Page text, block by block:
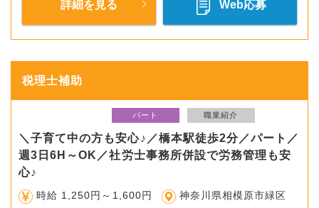
詳細を見る Web応募
税理士補助
パート 職業紹介
＼子育て中の方も安心♪／橋本駅徒歩2分／パート／
週3日6H～OK／社労士事務所併設で労務管理も安
心♪
時給 1,250円～1,600円 神奈川県相模原市緑区